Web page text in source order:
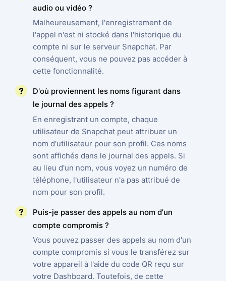
audio ou vidéo ?
Malheureusement, l'enregistrement de
l'appel n'est ni stocké dans l'historique du
compte ni sur le serveur Snapchat. Par
conséquent, vous ne pouvez pas accéder à
cette fonctionnalité.
D'où proviennent les noms figurant dans
le journal des appels ?
En enregistrant un compte, chaque
utilisateur de Snapchat peut attribuer un
nom d'utilisateur pour son profil. Ces noms
sont affichés dans le journal des appels. Si
au lieu d'un nom, vous voyez un numéro de
téléphone, l'utilisateur n'a pas attribué de
nom pour son profil.
Puis-je passer des appels au nom d'un
compte compromis ?
Vous pouvez passer des appels au nom d'un
compte compromis si vous le transférez sur
votre appareil à l'aide du code QR reçu sur
votre Dashboard. Toutefois, de cette